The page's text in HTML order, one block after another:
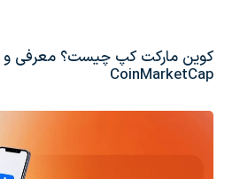
کوین مارکت کپ چیست؟ معرفی
CoinMarketCap